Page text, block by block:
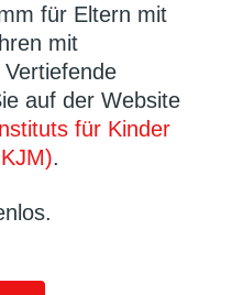
für Eltern mit
mit
auf der Website
für Kinder
.